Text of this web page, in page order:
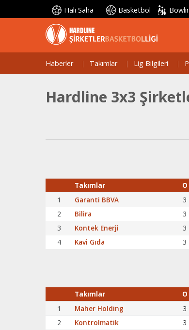
Haberler Takımlar Lig Bilgileri
Halı Saha Basketbol
Hardline 3x3
Takımlar O
1
Garanti BBVA 3
2
Bilira 3
3
Kontek Enerji 3
4
Kavi Gıda 3
Takımlar O
1
Maher Holding 3
2
Kontrolmatik 3